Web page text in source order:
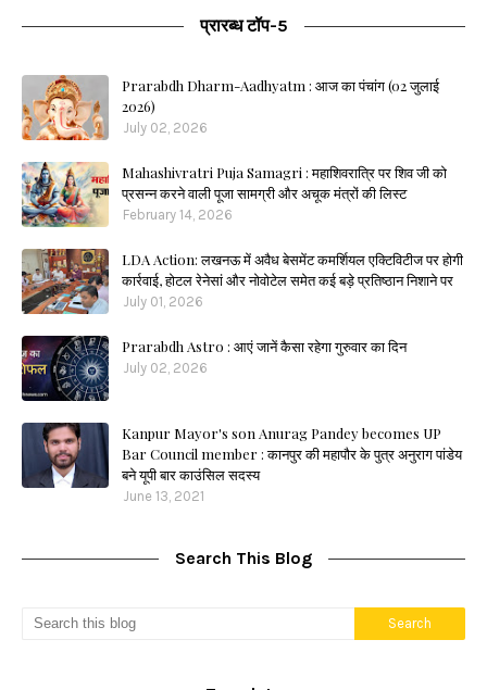
प्रारब्ध टॉप-5
Prarabdh Dharm-Aadhyatm : आज का पंचांग (02 जुलाई
2026)
July 02, 2026
Mahashivratri Puja Samagri : महाशिवरात्रि पर शिव जी को
प्रसन्न करने वाली पूजा सामग्री और अचूक मंत्रों की लिस्ट
February 14, 2026
LDA Action: लखनऊ में अवैध बेसमेंट कमर्शियल एक्टिविटीज पर होगी
कार्रवाई, होटल रेनेसां और नोवोटेल समेत कई बड़े प्रतिष्ठान निशाने पर
July 01, 2026
Prarabdh Astro : आएं जानें कैसा रहेगा गुरुवार का दिन
July 02, 2026
Kanpur Mayor's son Anurag Pandey becomes UP
Bar Council member : कानपुर की महापौर के पुत्र अनुराग पांडेय
बने यूपी बार काउंसिल सदस्य
June 13, 2021
Search This Blog